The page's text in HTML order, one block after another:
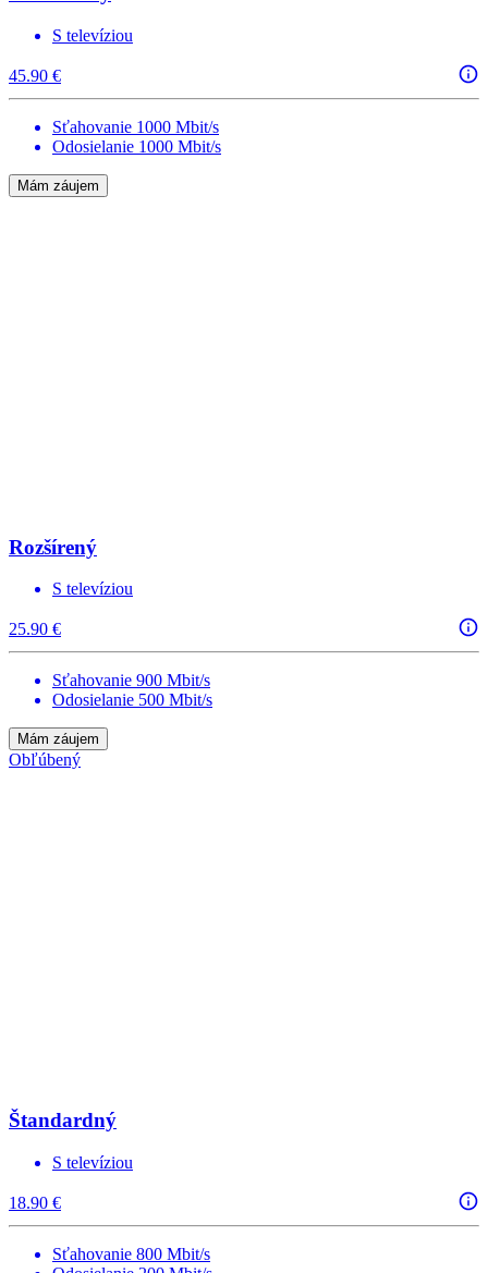
S televíziou
45.90 €
Sťahovanie 1000 Mbit/s
Odosielanie 1000 Mbit/s
Mám záujem
Rozšírený
S televíziou
25.90 €
Sťahovanie 900 Mbit/s
Odosielanie 500 Mbit/s
Mám záujem
Obľúbený
Štandardný
S televíziou
18.90 €
Sťahovanie 800 Mbit/s